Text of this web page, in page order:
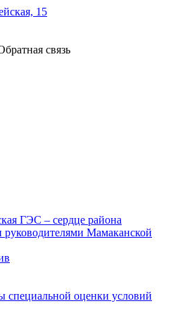
15
связь
ГЭС – сердце района
Мамаканской
специальной оценки условий